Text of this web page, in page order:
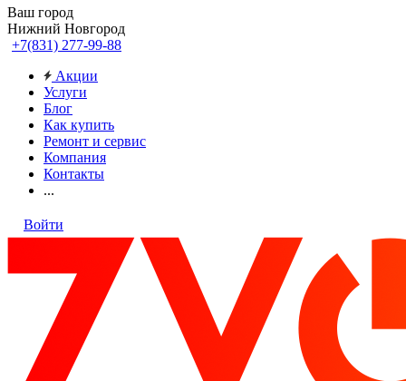
Ваш город
Нижний Новгород
+7(831) 277-99-88
Акции
Услуги
Блог
Как купить
Ремонт и сервис
Компания
Контакты
...
Войти